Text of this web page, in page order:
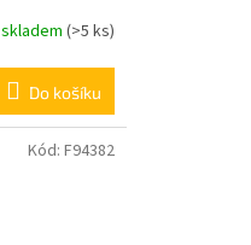
skladem (>5 ks)
Do košíku
Kód: F94382